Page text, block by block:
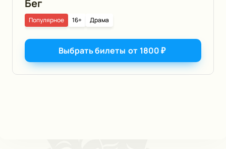
Бег
16+ Драма
Популярное
Выбрать билеты от 1800₽